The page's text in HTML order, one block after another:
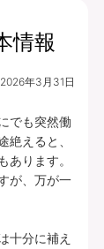
情報
2026年3月31日
でも突然働
絶えると、
ります。
が、万が一
十分に補え